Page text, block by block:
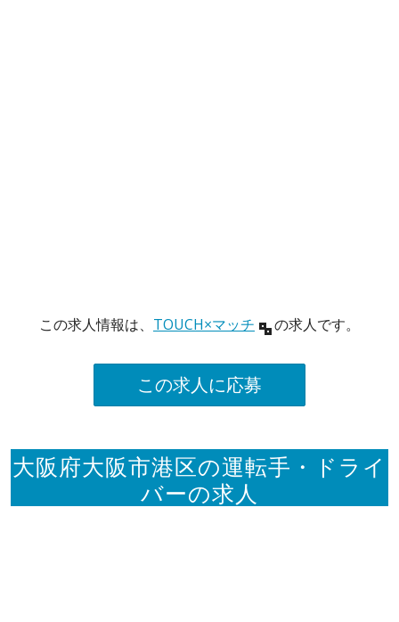
この求人情報は、 TOUCH×マッチ の求人です。
この求人に応募
大阪府大阪市港区の運転手・ドライ
バーの求人